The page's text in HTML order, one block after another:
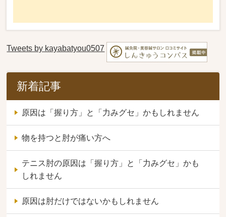
Tweets by kayabatyou0507
新着記事
原因は「握り方」と「力みグセ」かもしれません
物を持つと肘が痛い方へ
テニス肘の原因は「握り方」と「力みグセ」かも
しれません
原因は肘だけではないかもしれません